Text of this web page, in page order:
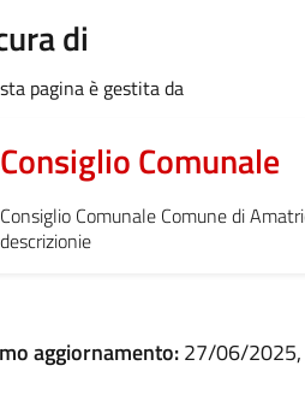
di
pagina è gestita da
Consiglio Comunale
Consiglio Comunale Comune di
descrizionie
aggiornamento:27/06/